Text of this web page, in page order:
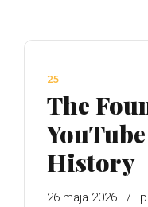
25
The
History
26 maja 2026